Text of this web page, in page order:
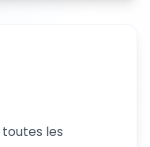
les